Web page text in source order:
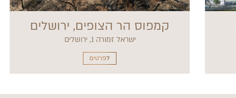
קמפוס הר הצופים, ירושלים
ישראל זמורה 1, ירושלים
לפרטים